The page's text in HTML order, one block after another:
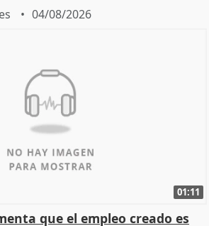
04/08/2026
01:11
que el empleo creado es